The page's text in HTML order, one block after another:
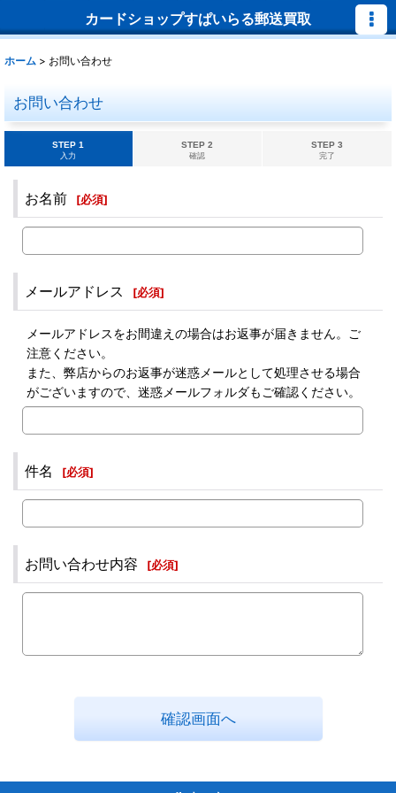
カードショップすぱいらる郵送買取
ホーム > お問い合わせ
お問い合わせ
STEP 1
入力
STEP 2
確認
STEP 3
完了
お名前 [必須]
メールアドレス [必須]
メールアドレスをお間違えの場合はお返事が届きません。ご
注意ください。
また、弊店からのお返事が迷惑メールとして処理させる場合
がございますので、迷惑メールフォルダもご確認ください。
件名 [必須]
お問い合わせ内容 [必須]
確認画面へ